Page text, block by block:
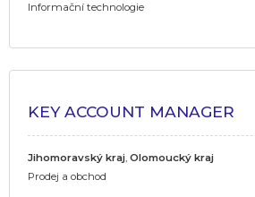
Informační technologie
KEY ACCOUNT MANAGER
Jihomoravský kraj Olomoucký kraj
Prodej a obchod